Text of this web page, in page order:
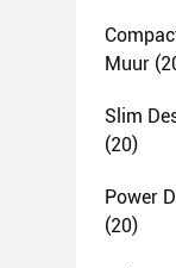
Muur
Slim
(20)
Power
(20)